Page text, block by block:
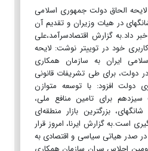
الحاق دولت جمهوری اسلامی
در هیات وزیران و تقدیم آن
داد.به گزارش اقتصادسرآمد،علی
خود در توییتر نوشت: لایحه
ایران به سازمان همکاری
دولت، برای طی تشریفات قانونی
افزود: با توسعه متوازن
برای تامین منافع ملی،
بزرگترین بازار منطقه‌ای
است.به گزارش ایرنا، امروز قرار
صدر هیاتی سیاسی و اقتصادی به